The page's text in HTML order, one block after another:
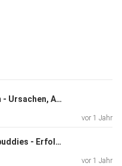
Panikattacken verstehen - Ursachen, Auslöser und individuelle Therapie
vor 1 Jahr
Lerntyp, Mindset & Lernbuddies - Erfolgreich lernen
vor 1 Jahr